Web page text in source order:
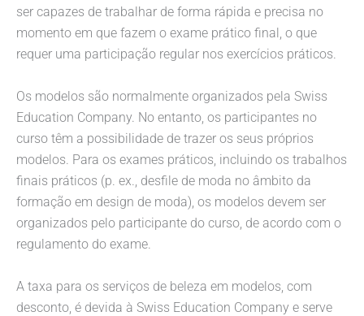
ser capazes de trabalhar de forma rápida e precisa no
momento em que fazem o exame prático final, o que
requer uma participação regular nos exercícios práticos.
Os modelos são normalmente organizados pela Swiss
Education Company. No entanto, os participantes no
curso têm a possibilidade de trazer os seus próprios
modelos. Para os exames práticos, incluindo os trabalhos
finais práticos (p. ex., desfile de moda no âmbito da
formação em design de moda), os modelos devem ser
organizados pelo participante do curso, de acordo com o
regulamento do exame.
A taxa para os serviços de beleza em modelos, com
desconto, é devida à Swiss Education Company e serve